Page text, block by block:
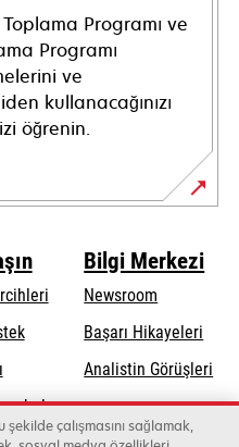
Programı ve
Programı
ve
kullanacağınızı
öğrenin.
opens
new
tab
bul
Bilgi Merkezi
Newsroom
Başarı Hikayeleri
Analistin Görüşleri
çalışmasını sağlamak,